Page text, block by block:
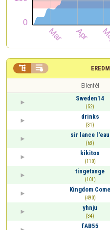
 
Ellenfél
Sweden14
(52)
drinks
(31)
sir lance l'eau
(63)
kikitos
(110)
tingetange
(101)
Kingdom Come
(490)
yhnju
(34)
fAB55